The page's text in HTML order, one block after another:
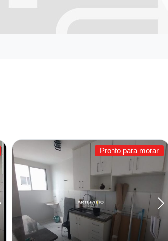
Pronto para morar